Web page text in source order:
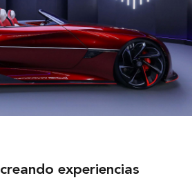
creando experiencias